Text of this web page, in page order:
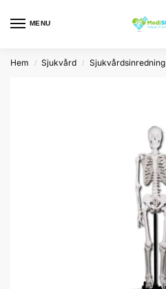
MENU
Hem / Sjukvård / Sjukvårdsinredning